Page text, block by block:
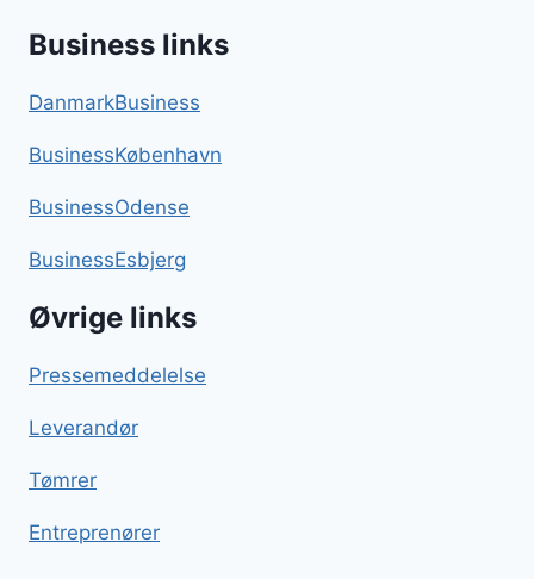
Business links
DanmarkBusiness
BusinessKøbenhavn
BusinessOdense
BusinessEsbjerg
Øvrige links
Pressemeddelelse
Leverandør
Tømrer
Entreprenører